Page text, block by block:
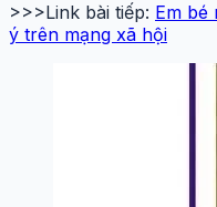
>>>Link bài tiếp: Em bé
ý trên mạng xã hội